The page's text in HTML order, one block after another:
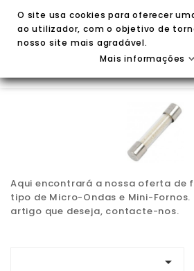
Aqui encontrará a nossa oferta de
tipo de Micro-Ondas e Mini-
artigo que deseja, contacte-nos.

O site usa cookies para oferecer
ao utilizador, com o objetivo de
nosso site mais agradável.
Mais informações